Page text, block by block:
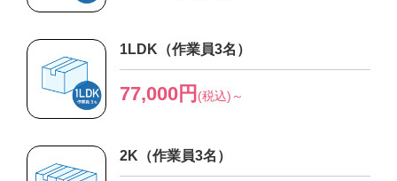
1LDK（作業員3名）
77,000円 (税込)～
2K（作業員3名）